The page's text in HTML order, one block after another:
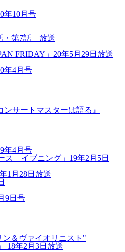
年10月号
・第7話 放送
FRIDAY」20年5月29日放送
年4月号
サートマスターは語る』
年4月号
ス イブニング」19年2月5日
1月28日放送
9日号
ン＆ヴァイオリニスト"
18年2月3日放送